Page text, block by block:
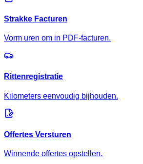
Strakke Facturen
Vorm uren om in PDF-facturen.
Rittenregistratie
Kilometers eenvoudig bijhouden.
Offertes Versturen
Winnende offertes opstellen.